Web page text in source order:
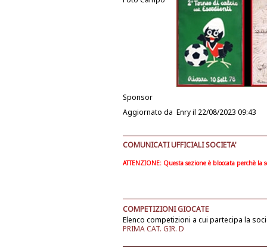
Sponsor
Aggiornato da Enryil 22/08/2023 09:43
COMUNICATI UFFICIALI SOCIETA'
ATTENZIONE: Questa sezione è bloccata perchè
COMPETIZIONI GIOCATE
Elenco competizioni a cui partecipa la
PRIMA CAT. GIR. D